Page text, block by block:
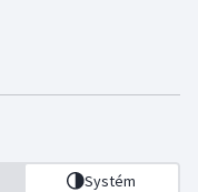
Systém